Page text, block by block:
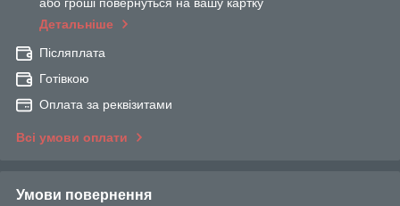
або гроші повернуться на вашу картку
Детальніше
Післяплата
Готівкою
Оплата за реквізитами
Всі умови оплати
Умови повернення